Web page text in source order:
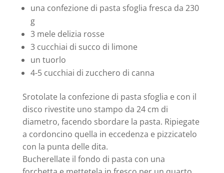
una confezione di pasta sfoglia fresca da 230
g
3 mele delizia rosse
3 cucchiai di succo di limone
un tuorlo
4-5 cucchiai di zucchero di canna
Srotolate la confezione di pasta sfoglia e con il
disco rivestite uno stampo da 24 cm di
diametro, facendo sbordare la pasta. Ripiegate
a cordoncino quella in eccedenza e pizzicatelo
con la punta delle dita.
Bucherellate il fondo di pasta con una